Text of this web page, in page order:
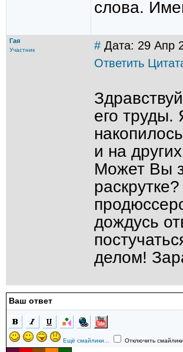
слова.
Гая
Участник # Дата: 29 Апр
Ответить
его труды.
и на
Может Вы
дождусь
делом!
Ваш ответ
Ещё смайлики... Отключить